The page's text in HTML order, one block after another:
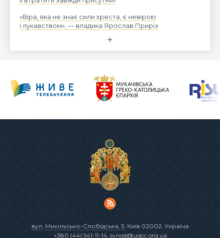
«Віра, яка не знає сили хреста, є невірою
і лукавством», — владика Ярослав Приріз
вул. Микільсько-Слобідська, 5 , Київ 02002, Україна
+380 (44) 541-11-14, synod@ugcc.org.ua